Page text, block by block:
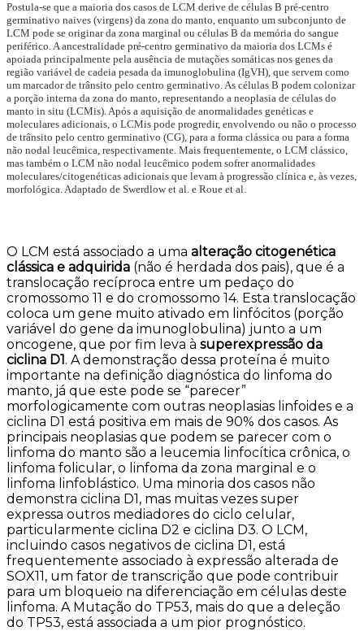
Postula-se que a maioria dos casos de LCM derive de células B pré-centro
germinativo naives (virgens) da zona do manto, enquanto um subconjunto de
LCM pode se originar da zona marginal ou células B da memória do sangue
periférico. A ancestralidade pré-centro germinativo da maioria dos LCMs é
apoiada principalmente pela ausência de mutações somáticas nos genes da
região variável de cadeia pesada da imunoglobulina (IgVH), que servem como
um marcador de trânsito pelo centro germinativo. As células B podem colonizar
a porção interna da zona do manto, representando a neoplasia de células do
manto in situ (LCMis). Após a aquisição de anormalidades genéticas e
moleculares adicionais, o LCMis pode progredir, envolvendo ou não o processo
de trânsito pelo centro germinativo (CG), para a forma clássica ou para a forma
não nodal leucêmica, respectivamente. Mais frequentemente, o LCM clássico,
mas também o LCM não nodal leucêmico podem sofrer anormalidades
moleculares/citogenéticas adicionais que levam à progressão clínica e, às vezes,
morfológica. Adaptado de Swerdlow et al. e Roue et al.
O LCM está associado a uma alteração citogenética
clássica e adquirida (não é herdada dos pais), que é a
translocação recíproca entre um pedaço do
cromossomo 11 e do cromossomo 14. Esta translocação
coloca um gene muito ativado em linfócitos (porção
variável do gene da imunoglobulina) junto a um
oncogene, que por fim leva à superexpressão da
ciclina D1. A demonstração dessa proteína é muito
importante na definição diagnóstica do linfoma do
manto, já que este pode se “parecer”
morfologicamente com outras neoplasias linfoides e a
ciclina D1 está positiva em mais de 90% dos casos. As
principais neoplasias que podem se parecer com o
linfoma do manto são a leucemia linfocítica crônica, o
linfoma folicular, o linfoma da zona marginal e o
linfoma linfoblástico. Uma minoria dos casos não
demonstra ciclina D1, mas muitas vezes super
expressa outros mediadores do ciclo celular,
particularmente ciclina D2 e ciclina D3. O LCM,
incluindo casos negativos de ciclina D1, está
frequentemente associado à expressão alterada de
SOX11, um fator de transcrição que pode contribuir
para um bloqueio na diferenciação em células deste
linfoma. A Mutação do TP53, mais do que a deleção
do TP53, está associada a um pior prognóstico.